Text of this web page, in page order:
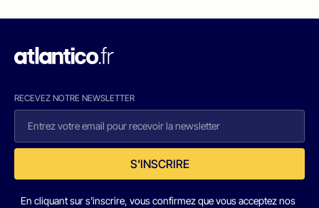
RECEVEZ NOTRE NEWSLETTER
S'INSCRIRE
En cliquant sur s'inscrire, vous confirmez que vous acceptez nos